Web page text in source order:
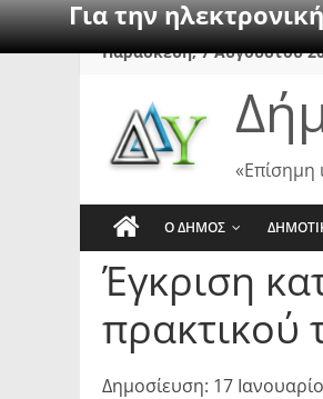
Για την
SkipΠαρασκευή, 7 Αυγούστου
«Επίσημη
Ο ΔΗΜΟΣ
Έγκριση
πρακτικού
Δημοσίευση: 17